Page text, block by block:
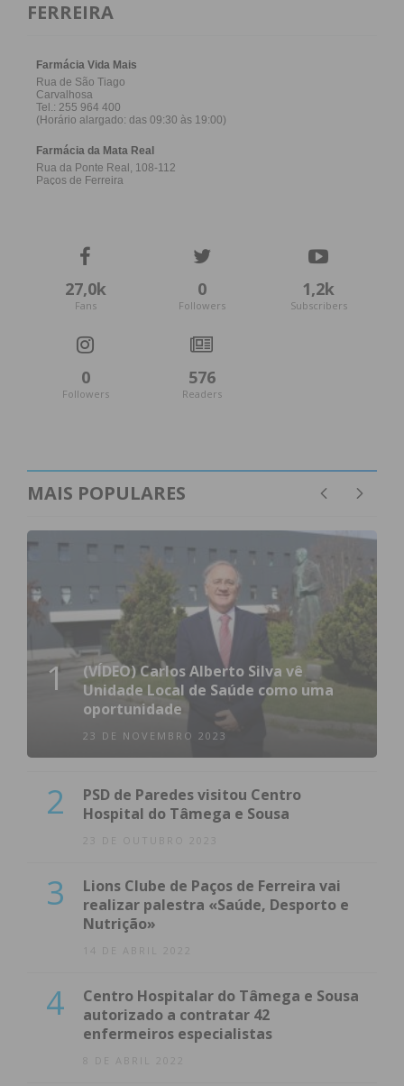
atualizada.
Eu li e concordo com os
FERREIRA
27,0k
Fans
0
Followers
1,2k
Subscribers
0
Followers
576
Readers
MAIS POPULARES
1
(VÍDEO) Carlos Alberto Silva vê
Unidade Local de Saúde como uma
oportunidade
23 DE NOVEMBRO 2023
2
PSD de Paredes visitou Centro
Hospital do Tâmega e Sousa
23 DE OUTUBRO 2023
3
Lions Clube de Paços de Ferreira vai
realizar palestra «Saúde, Desporto e
Nutrição»
14 DE ABRIL 2022
4
Centro Hospitalar do Tâmega e Sousa
autorizado a contratar 42
enfermeiros especialistas
8 DE ABRIL 2022